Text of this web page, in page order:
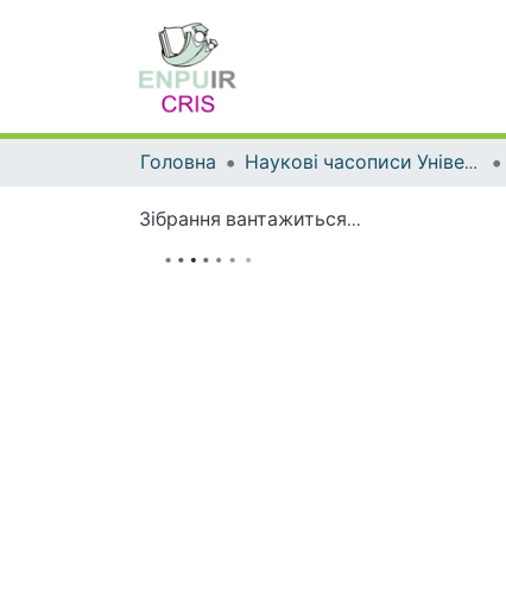
Головна Наукові часописи Університету
Зібрання вантажиться...